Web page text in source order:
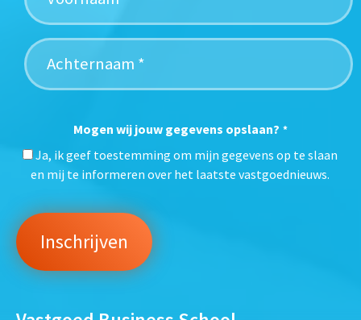
Mogen wij jouw gegevens opslaan? *
Ja, ik geef toestemming om mijn gegevens op te slaan
en mij te informeren over het laatste vastgoednieuws.